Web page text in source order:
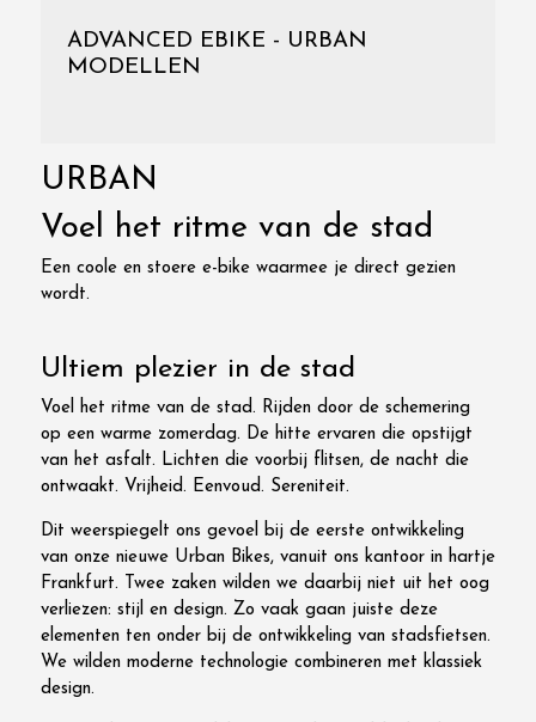
ADVANCED EBIKE - URBAN
MODELLEN
URBAN
Voel het ritme van de stad
Een coole en stoere e-bike waarmee je direct gezien
wordt.
Ultiem plezier in de stad
Voel het ritme van de stad. Rijden door de schemering
op een warme zomerdag. De hitte ervaren die opstijgt
van het asfalt. Lichten die voorbij flitsen, de nacht die
ontwaakt. Vrijheid. Eenvoud. Sereniteit.
Dit weerspiegelt ons gevoel bij de eerste ontwikkeling
van onze nieuwe Urban Bikes, vanuit ons kantoor in hartje
Frankfurt. Twee zaken wilden we daarbij niet uit het oog
verliezen: stijl en design. Zo vaak gaan juiste deze
elementen ten onder bij de ontwikkeling van stadsfietsen.
We wilden moderne technologie combineren met klassiek
design.